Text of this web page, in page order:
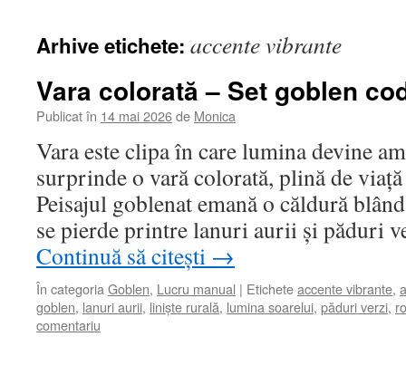
Arhive etichete: accente vibrante
Vara colorată – Set goblen
Publicat în 14 mai 2026de Monica
Vara este clipa în care lumina devine
surprinde o vară colorată, plină de
Peisajul goblenat emană o căldură
se pierde printre lanuri aurii și păduri
Continuă să citești →
În categoria Goblen, Lucru manual | Eticheteaccente vibrante,
goblen, lanuri aurii, liniște rurală, lumina soarelui, păduri verzi,
comentariu